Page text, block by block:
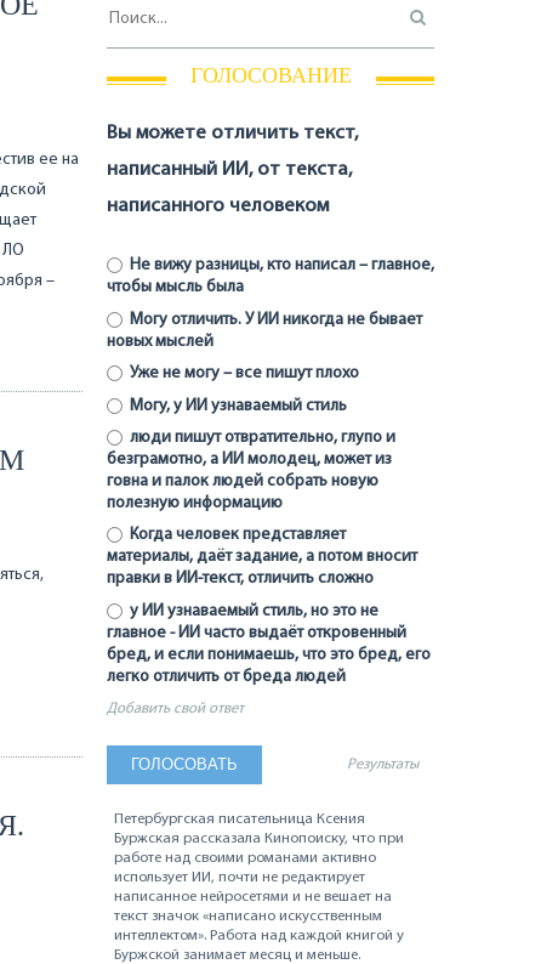
ее на
ЛО
–
ГОЛОСОВАНИЕ
Вы можете отличить текст,
написанный ИИ, от текста,
написанного человеком
Не вижу разницы, кто написал – главное,
чтобы мысль была
Могу отличить. У ИИ никогда не бывает
новых мыслей
Уже не могу – все пишут плохо
Могу, у ИИ узнаваемый стиль
люди пишут отвратительно, глупо и
безграмотно, а ИИ молодец, может из
говна и палок людей собрать новую
полезную информацию
Когда человек представляет
материалы, даёт задание, а потом вносит
правки в ИИ-текст, отличить сложно
у ИИ узнаваемый стиль, но это не
главное - ИИ часто выдаёт откровенный
бред, и если понимаешь, что это бред, его
легко отличить от бреда людей
Добавить свой ответ
Результаты
Петербургская писательница Ксения
Буржская рассказала Кинопоиску, что при
работе над своими романами активно
использует ИИ, почти не редактирует
написанное нейросетями и не вешает на
текст значок «написано искусственным
интеллектом». Работа над каждой книгой у
Буржской занимает месяц и меньше.